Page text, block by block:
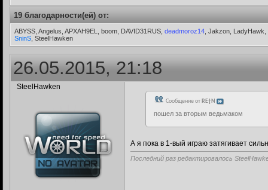
19 благодарности(ей) от:
ABYSS, Angelus, APXAH9EL, boom, DAVID31RUS, deadmoroz14 , Jakzon, LadyHawk,
SninS , SteelHawken
26.05.2015, 21:18
SteelHawken
Сообщение от RE†N
пошел за вторым ведьмаком
А я пока в 1-вый играю затягивает
Последний раз редактировалось